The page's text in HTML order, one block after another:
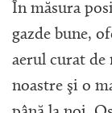
În măsura
gazde bune,
aerul curat de
noastre şi o